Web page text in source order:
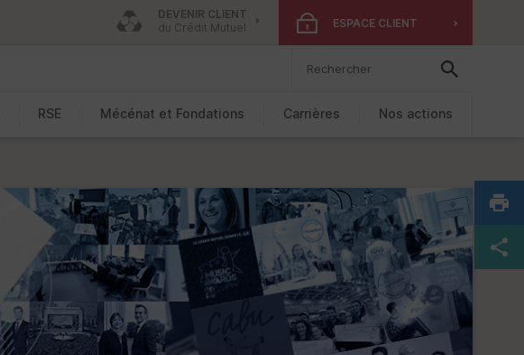
DEVENIR CLIENT
du Crédit Mutuel
ESPACE CLIENT
RSE Mécénat et Fondations Carrières Nos actions